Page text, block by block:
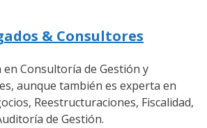
& Consultores
en Consultoría de Gestión y
aunque también es experta en
Reestructuraciones, Fiscalidad,
de Gestión.